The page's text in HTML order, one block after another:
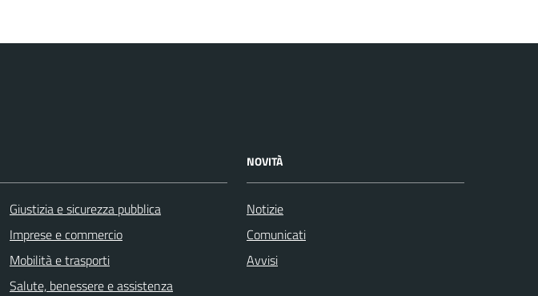
Giustizia e sicurezza pubblica
Imprese e commercio
Mobilità e trasporti
Salute, benessere e assistenza
NOVITÀ
Notizie
Comunicati
Avvisi